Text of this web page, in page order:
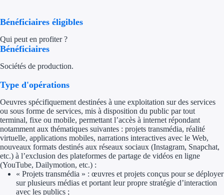
Tous les
Solutions MAPi
Simulateur d'éligibilité
Quelles aides pour
Bénéficiaires éligibles
Qui peut en profiter ?
Bénéficiaires
Sociétés de production.
Type d'opérations
Oeuvres spécifiquement destinées à une exploitation sur des services
ou sous forme de services, mis à disposition du public par tout
terminal, fixe ou mobile, permettant l’accès à internet répondant
notamment aux thématiques suivantes : projets transmédia, réalité
virtuelle, applications mobiles, narrations interactives avec le Web,
nouveaux formats destinés aux réseaux sociaux (Instagram, Snapchat,
etc.) à l’exclusion des plateformes de partage de vidéos en ligne
(YouTube, Dailymotion, etc.) :
« Projets transmédia » : œuvres et projets conçus pour se déployer
sur plusieurs médias et portant leur propre stratégie d’interaction
avec les publics ;